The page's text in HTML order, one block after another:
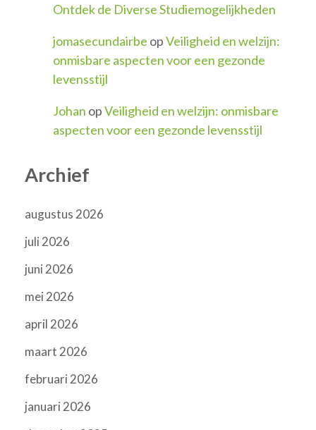
Ontdek de Diverse Studiemogelijkheden
jomasecundairbe opVeiligheid en welzijn:
onmisbare aspecten voor een gezonde
levensstijl
Johan opVeiligheid en welzijn: onmisbare
aspecten voor een gezonde levensstijl
Archief
augustus 2026
juli 2026
juni 2026
mei 2026
april 2026
maart 2026
februari 2026
januari 2026